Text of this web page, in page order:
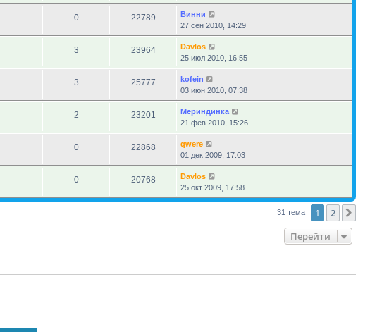
0 22789
Винни
27 сен 2010, 14:29
3 23964
Davlos
25 июл 2010, 16:55
3 25777
kofein
03 июн 2010, 07:38
2 23201
Мериндинка
21 фев 2010, 15:26
0 22868
qwere
01 дек 2009, 17:03
0 20768
Davlos
25 окт 2009, 17:58
31 тема 1 2
Перейти